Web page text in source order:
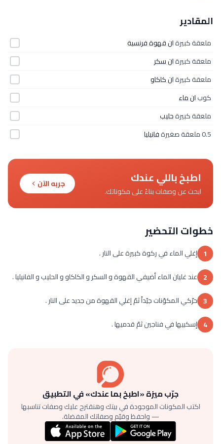
المقادير
ملعقة كبيرةان قهوة فرنسية
ملعقة كبيرةان سكر
ملعقة كبيرةان كاكاو
كوبان ماء
ملعقة كبيرةحليب
0.5 ملعقة صغيرة
فانيليا
اطبخ باللي عندك
ابحث عن وصفات بناءً على مكوناتك.
جربه الآن
خطوات التحضير
1 إغلي الماء في ركوة كبيرة على النار .
2 عند غليان الماء أضيفي القهوة و السكر و الكاكاو و الحليب و الفانيليا .
3 حرّكي المكوّنات جيّداً ثمّ إغلي القهوة من جديد على النار .
4 إسكبيها في فناجين ثمّ قدميها .
جرّب ميزة «اطبخ بما عندك» في التطبيق
اكتب المكونات الموجودة في بيتك وهنقترح عليك وصفات تناسبها
— واحفظ وقيّم وصفاتك المفضلة.